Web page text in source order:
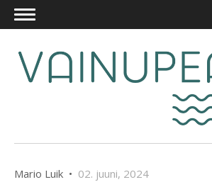
Mario Luik • 02. juuni, 2024